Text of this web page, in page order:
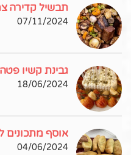
תבשיל קדירה
07/11/2024
גבינת קשיו
18/06/2024
אוסף מתכונים
04/06/2024